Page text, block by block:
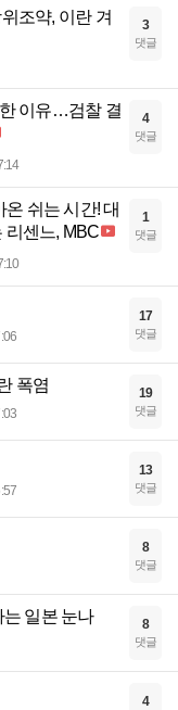
조약, 이란 겨
3
댓글
이유…검찰 결
4
댓글
쉬는 시간! 대
리센느, MBC
1
댓글
17
댓글
폭염 19
댓글
13
댓글
8
댓글
는 일본 눈나 8
댓글
4